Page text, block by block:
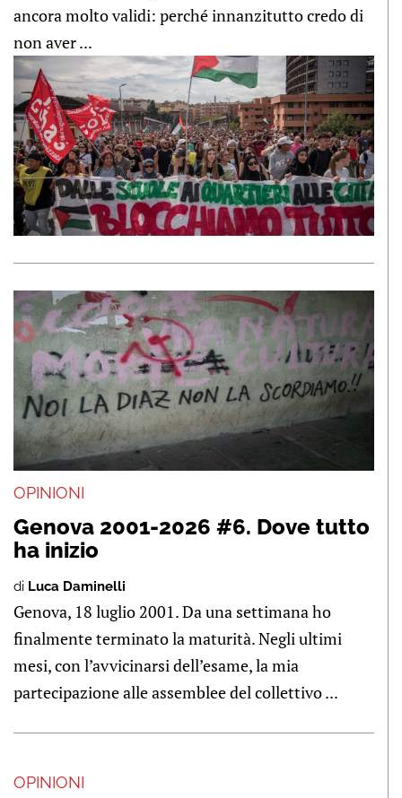
ancora molto validi: perché innanzitutto credo di
non aver ...
OPINIONI
Genova 2001-2026 #6. Dove tutto
ha inizio
di Luca Daminelli
Genova, 18 luglio 2001. Da una settimana ho
finalmente terminato la maturità. Negli ultimi
mesi, con l’avvicinarsi dell’esame, la mia
partecipazione alle assemblee del collettivo ...
OPINIONI